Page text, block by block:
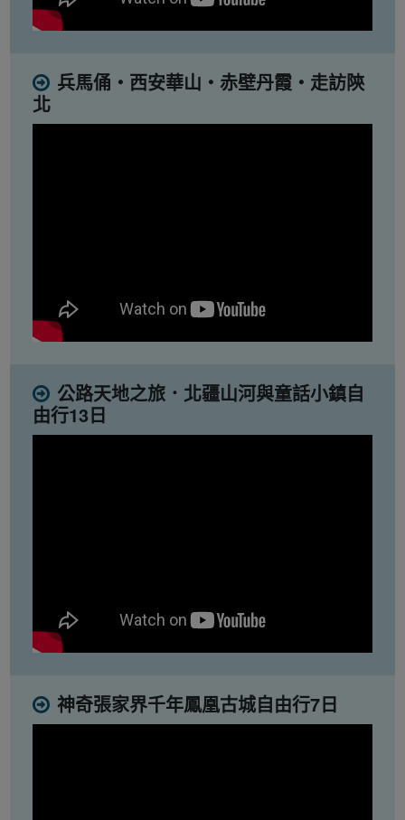
兵馬俑・西安華山・赤壁丹霞・走訪陝
北
公路天地之旅．北疆山河與童話小鎮自
由行13日
神奇張家界千年鳳凰古城自由行7日